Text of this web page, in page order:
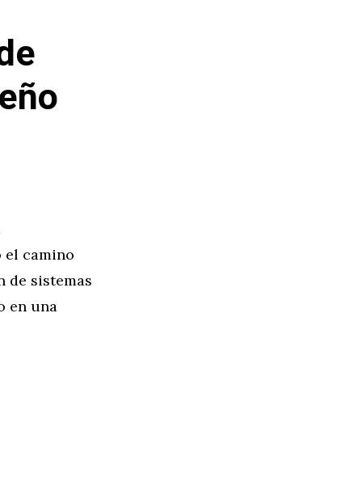
el camino
de sistemas
en una